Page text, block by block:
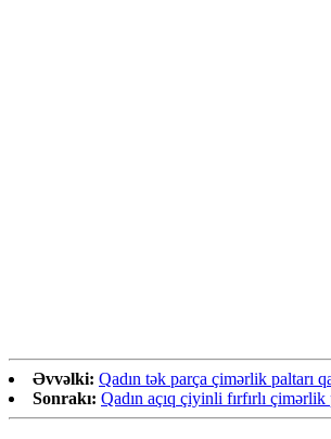
Əvvəlki: Qadın tək parça çimərlik paltarı
Sonrakı: Qadın açıq çiyinli fırfırlı